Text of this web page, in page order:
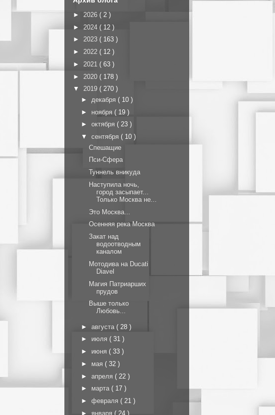
► 2026 ( 2 )
► 2024 ( 12 )
► 2023 ( 163 )
► 2022 ( 12 )
► 2021 ( 63 )
► 2020 ( 178 )
▼ 2019 ( 270 )
► декабря ( 10 )
► ноября ( 19 )
► октября ( 23 )
▼ сентября ( 10 )
Спешащие
Пси-Сфера
Туннель вникуда
Наступила ночь,
город засыпает...
Только Москва не...
Это Москва...
Осенняя река Москва
Закат над
водоотводным
каналом
Мотодива на Ducati
Diavel
Магия Патриарших
прудов
Выше только
Любовь...
► августа ( 28 )
► июля ( 31 )
► июня ( 33 )
► мая ( 32 )
► апреля ( 22 )
► марта ( 17 )
► февраля ( 21 )
► января ( 24 )